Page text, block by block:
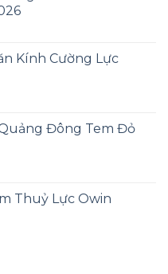
Kính Cường Lực
Đông Tem Đỏ
Thuỷ Lực Owin